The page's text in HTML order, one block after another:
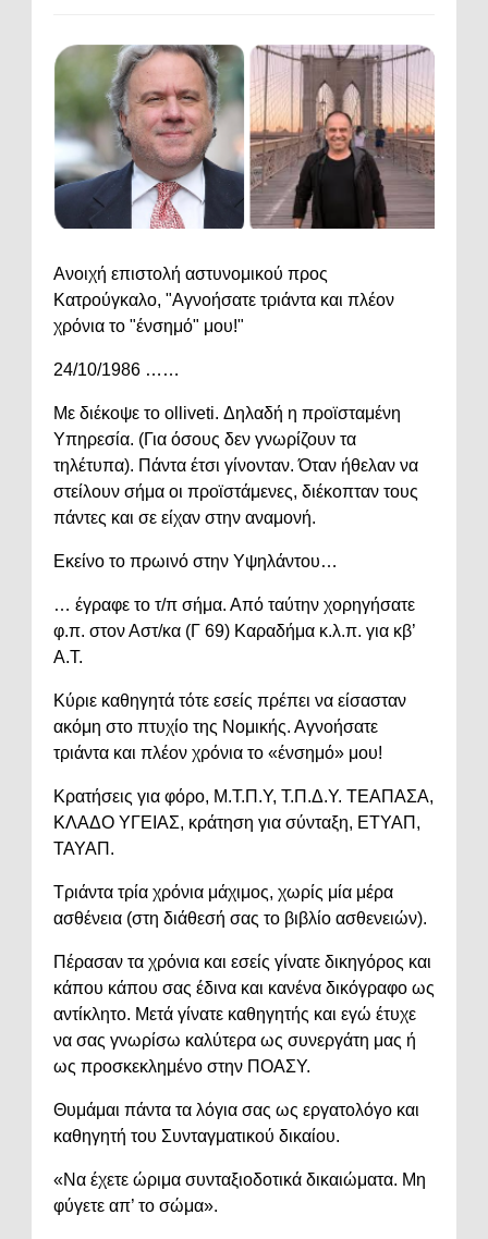
Ανοιχή επιστολή αστυνομικού προς
Κατρούγκαλο, "Αγνοήσατε τριάντα και πλέον
χρόνια το "ένσημό" μου!"
24/10/1986 ……
Με διέκοψε το olliveti. Δηλαδή η προϊσταμένη
Υπηρεσία. (Για όσους δεν γνωρίζουν τα
τηλέτυπα). Πάντα έτσι γίνονταν. Όταν ήθελαν να
στείλουν σήμα οι προϊστάμενες, διέκοπταν τους
πάντες και σε είχαν στην αναμονή.
Εκείνο το πρωινό στην Υψηλάντου…
… έγραφε το τ/π σήμα. Από ταύτην χορηγήσατε
φ.π. στον Αστ/κα (Γ 69) Καραδήμα κ.λ.π. για κβ’
Α.Τ.
Κύριε καθηγητά τότε εσείς πρέπει να είσασταν
ακόμη στο πτυχίο της Νομικής. Αγνοήσατε
τριάντα και πλέον χρόνια το «ένσημό» μου!
Κρατήσεις για φόρο, Μ.Τ.Π.Υ, Τ.Π.Δ.Υ. ΤΕΑΠΑΣΑ,
ΚΛΑΔΟ ΥΓΕΙΑΣ, κράτηση για σύνταξη, ΕΤΥΑΠ,
ΤΑΥΑΠ.
Τριάντα τρία χρόνια μάχιμος, χωρίς μία μέρα
ασθένεια (στη διάθεσή σας το βιβλίο ασθενειών).
Πέρασαν τα χρόνια και εσείς γίνατε δικηγόρος και
κάπου κάπου σας έδινα και κανένα δικόγραφο ως
αντίκλητο. Μετά γίνατε καθηγητής και εγώ έτυχε
να σας γνωρίσω καλύτερα ως συνεργάτη μας ή
ως προσκεκλημένο στην ΠΟΑΣΥ.
Θυμάμαι πάντα τα λόγια σας ως εργατολόγο και
καθηγητή του Συνταγματικού δικαίου.
«Να έχετε ώριμα συνταξιοδοτικά δικαιώματα. Μη
φύγετε απ’ το σώμα».